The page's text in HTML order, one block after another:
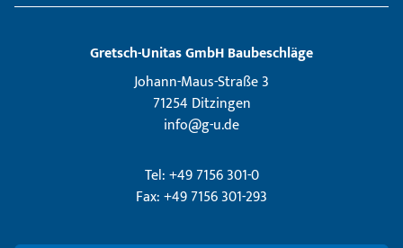
Gretsch­-Unitas GmbH Baubeschläge
Johann-Maus-Straße 3
71254 Ditzingen
info@g-u.de
Tel: +49 7156 301-0
Fax: +49 7156 301-293